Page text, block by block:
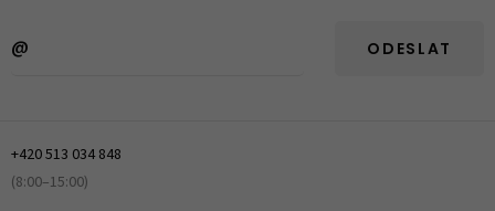
ODESLAT
+420 513 034 848
(8:00–15:00)